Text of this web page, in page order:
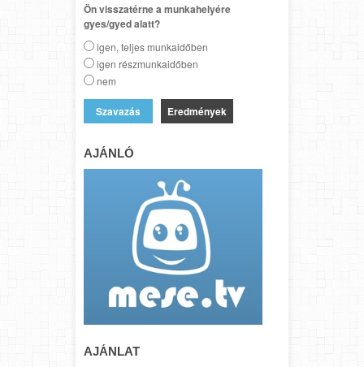
Ön visszatérne a munkahelyére
gyes/gyed alatt?
igen, teljes munkaidőben
igen részmunkaidőben
nem
Eredmények
AJÁNLÓ
AJÁNLAT